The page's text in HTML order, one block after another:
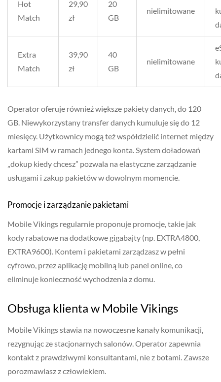
Hot
Match
29,90
zł
20
GB
nielimitowane
Extra
Match
39,90
zł
40
GB
nielimitowane
Operator oferuje również większe pakiety danych, do 120
GB. Niewykorzystany transfer danych kumuluje się do 12
miesięcy. Użytkownicy mogą też współdzielić internet między
kartami SIM w ramach jednego konta. System doładowań
„dokup kiedy chcesz” pozwala na elastyczne zarządzanie
usługami i zakup pakietów w dowolnym momencie.
Promocje i zarządzanie pakietami
Mobile Vikings regularnie proponuje promocje, takie jak
kody rabatowe na dodatkowe gigabajty (np. EXTRA4800,
EXTRA9600). Kontem i pakietami zarządzasz w pełni
cyfrowo, przez aplikację mobilną lub panel online, co
eliminuje konieczność wychodzenia z domu.
Obsługa klienta w Mobile Vikings
Mobile Vikings stawia na nowoczesne kanały komunikacji,
rezygnując ze stacjonarnych salonów. Operator zapewnia
kontakt z prawdziwymi konsultantami, nie z botami. Zawsze
porozmawiasz z człowiekiem.